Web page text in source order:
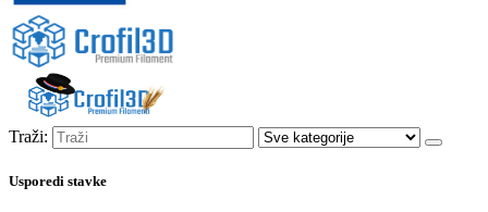
Traži:
Usporedi stavke